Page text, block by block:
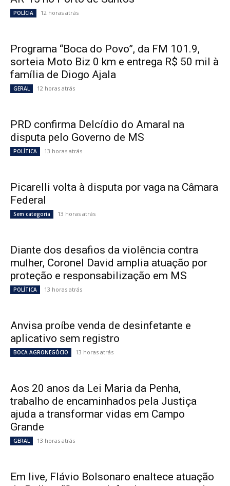
POLÍCIA 12 horas atrás
Programa “Boca do Povo”, da FM 101.9,
sorteia Moto Biz 0 km e entrega R$ 50 mil à
família de Diogo Ajala
GERAL 12 horas atrás
PRD confirma Delcídio do Amaral na
disputa pelo Governo de MS
POLÍTICA 13 horas atrás
Picarelli volta à disputa por vaga na Câmara
Federal
Sem categoria 13 horas atrás
Diante dos desafios da violência contra
mulher, Coronel David amplia atuação por
proteção e responsabilização em MS
POLÍTICA 13 horas atrás
Anvisa proíbe venda de desinfetante e
aplicativo sem registro
BOCA AGRONEGÓCIO 13 horas atrás
Aos 20 anos da Lei Maria da Penha,
trabalho de encaminhados pela Justiça
ajuda a transformar vidas em Campo
Grande
GERAL 13 horas atrás
Em live, Flávio Bolsonaro enaltece atuação